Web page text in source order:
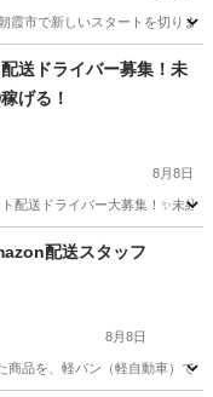
霞市で新しいスタートを切り
送ドライバー募集！未
げる！
8月8日
配送ドライバー大募集！✨未
配送スタッフ
8月8日
品を、軽バン（軽自動車）で